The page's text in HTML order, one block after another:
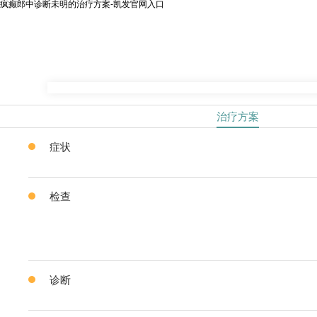
疯癫郎中诊断未明的治疗方案-凯发官网入口
治疗方案
症状
检查
诊断